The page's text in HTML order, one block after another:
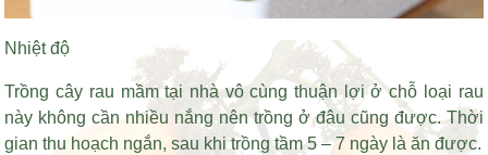
Nhiệt độ
Trồng cây rau mầm tại nhà vô cùng thuận lợi ở chỗ loại rau
này không cần nhiều nắng nên trồng ở đâu cũng được. Thời
gian thu hoạch ngắn, sau khi trồng tầm 5 – 7 ngày là ăn được.